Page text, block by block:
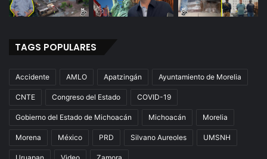
TAGS POPULARES
Accidente AMLO Apatzingán Ayuntamiento de Morelia
CNTE Congreso del Estado COVID-19
Gobierno del Estado de Michoacán Michoacán Morelia
Morena México PRD Silvano Aureoles UMSNH